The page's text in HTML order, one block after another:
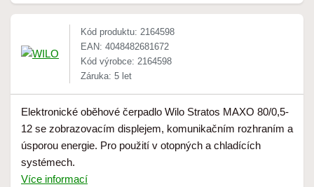
Kód produktu: 2164598
EAN: 4048482681672
Kód výrobce: 2164598
Záruka: 5 let
Elektronické oběhové čerpadlo Wilo Stratos MAXO 80/0,5-
12 se zobrazovacím displejem, komunikačním rozhraním a
úsporou energie. Pro použití v otopných a chladících
systémech.
Více informací